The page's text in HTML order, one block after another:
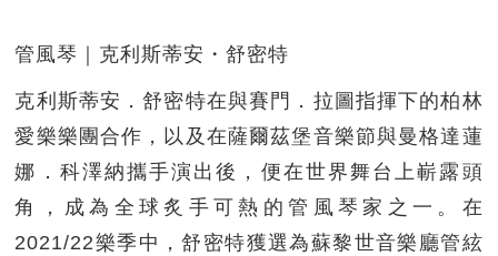
管風琴｜克利斯蒂安・舒密特
克利斯蒂安．舒密特在與賽門．拉圖指揮下的柏林
愛樂樂團合作，以及在薩爾茲堡音樂節與曼格達蓮
娜．科澤納攜手演出後，便在世界舞台上嶄露頭
角，成為全球炙手可熱的管風琴家之一。在
2021/22樂季中，舒密特獲選為蘇黎世音樂廳管絃